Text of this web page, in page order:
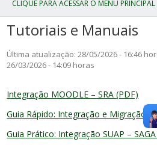
Tutoriais e Manuais
Última atualização: 28/05/2026 - 16:46
26/03/2026 - 14:09 horas
Integração MOODLE – SRA (PDF)
Guia Rápido: Integração e Migração.
Guia Prático: Integração SUAP –